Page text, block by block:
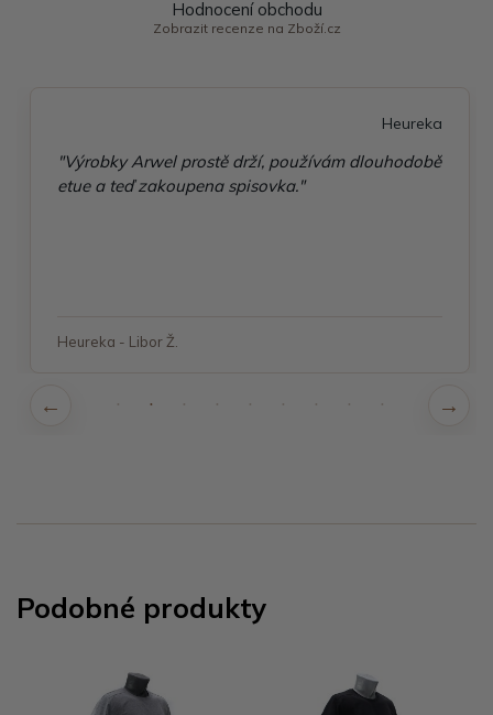
Hodnocení obchodu
Zobrazit recenze na Zboží.cz
Heureka
"Výrobky Arwel prostě drží, používám dlouhodobě
etue a teď zakoupena spisovka."
Heureka - Libor Ž.
Podobné produkty